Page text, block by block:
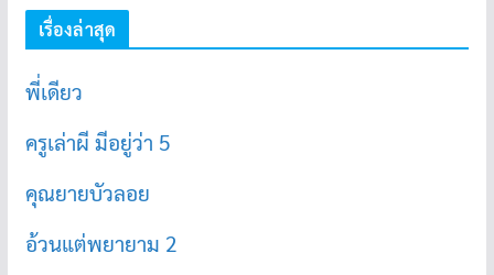
เรื่องล่าสุด
พี่เดียว
ครูเล่าผี มีอยู่ว่า 5
คุณยายบัวลอย
อ้วนแต่พยายาม 2